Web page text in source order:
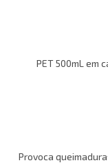
PET 500mL em
Provoca